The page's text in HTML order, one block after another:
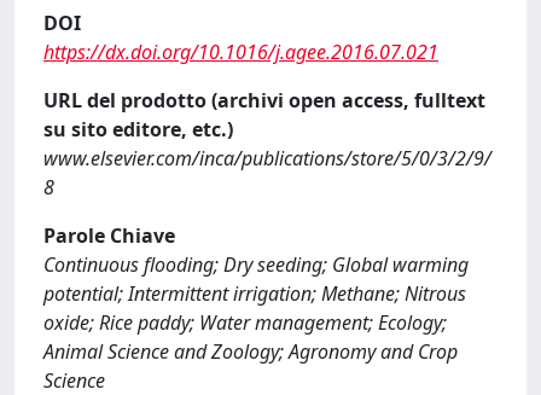
DOI
https://dx.doi.org/10.1016/j.agee.2016.07.021
URL del prodotto (archivi open access, fulltext
su sito editore, etc.)
www.elsevier.com/inca/publications/store/5/0/3/2/9/
8
Parole Chiave
Continuous flooding; Dry seeding; Global warming
potential; Intermittent irrigation; Methane; Nitrous
oxide; Rice paddy; Water management; Ecology;
Animal Science and Zoology; Agronomy and Crop
Science